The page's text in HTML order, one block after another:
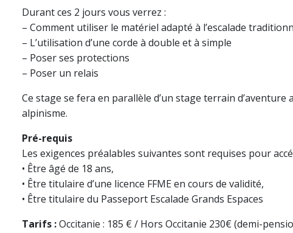
Durant ces 2 jours vous verrez :
– Comment utiliser le matériel adapté à l’escalade
– L’utilisation d’une corde à double et à simple
– Poser ses protections
– Poser un relais
Ce stage se fera en parallèle d’un stage terrain
alpinisme.
Pré-requis
Les exigences préalables suivantes sont requises pour
• Être âgé de 18 ans,
• Être titulaire d’une licence FFME en cours de validité,
• Être titulaire du Passeport Escalade Grands Espaces
Tarifs :Occitanie : 185 € / Hors Occitanie 230€ (demi-